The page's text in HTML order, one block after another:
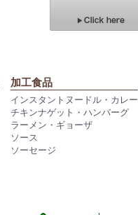
加工食品
インスタントヌードル・カレー
チキンナゲット・ハンバーグ
ラーメン・ギョーザ
ソース
ソーセージ